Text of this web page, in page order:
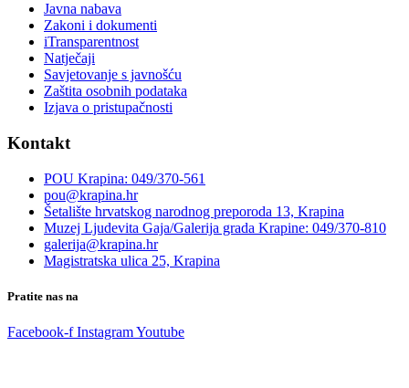
Javna nabava
Zakoni i dokumenti
iTransparentnost
Natječaji
Savjetovanje s javnošću
Zaštita osobnih podataka
Izjava o pristupačnosti
Kontakt
POU Krapina: 049/370-561
pou@krapina.hr
Šetalište hrvatskog narodnog preporoda 13, Krapina
Muzej Ljudevita Gaja/Galerija grada Krapine: 049/370-810
galerija@krapina.hr
Magistratska ulica 25, Krapina
Pratite nas na
Facebook-f InstagramYoutube